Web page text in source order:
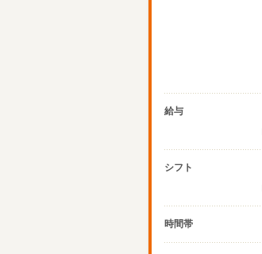
給与
シフト
時間帯